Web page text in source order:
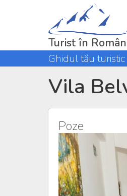
Turist în
Ghidul tău turistic
Vila
Poze